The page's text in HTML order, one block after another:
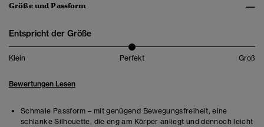
Größe und Passform
Entspricht der Größe
Klein Perfekt Groß
Bewertungen Lesen
Schmale Passform – mit genügend Bewegungsfreiheit, eine
schlanke Silhouette, die eng am Körper anliegt und dennoch leicht